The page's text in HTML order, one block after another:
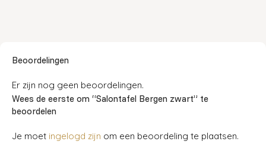
Beoordelingen
Er zijn nog geen beoordelingen.
Wees de eerste om “Salontafel Bergen zwart” te
beoordelen
Je moet ingelogd zijn om een beoordeling te plaatsen.